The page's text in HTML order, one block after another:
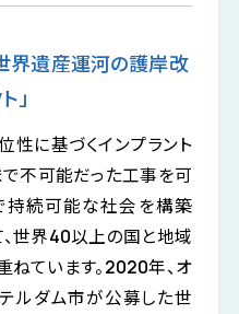
界遺産運河の護岸改
」
性に基づくインプラント
で不可能だった工事を可
持続可能な社会を構築
、世界40以上の国と地域
ています。2020年、オ
テルダム市が公募した世